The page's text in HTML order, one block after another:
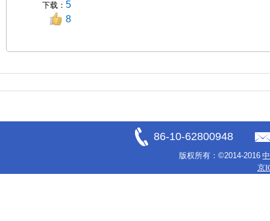
下载： 5
8
86-10-62800948
版权所有：©2014-2016
京